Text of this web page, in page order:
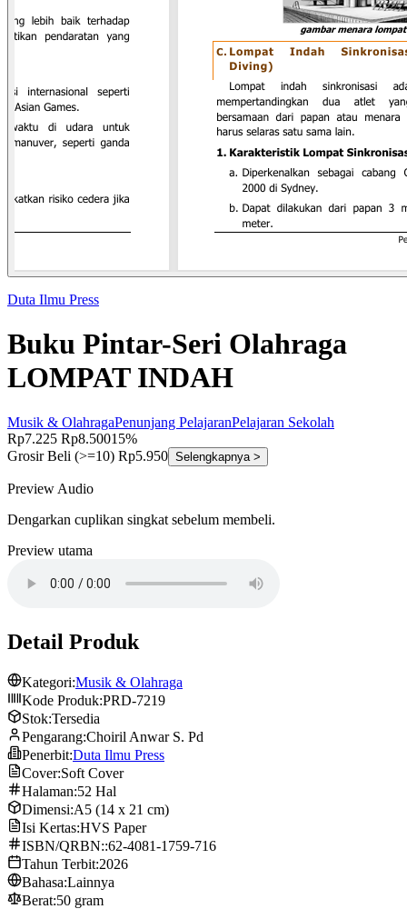
Duta Ilmu Press
Buku Pintar-Seri Olahraga
LOMPAT INDAH
Musik & OlahragaPenunjang PelajaranPelajaran Sekolah
Rp7.225 Rp8.50015%
GrosirBeli (>=10) Rp5.950 Selengkapnya >
Preview Audio
Dengarkan cuplikan singkat sebelum membeli.
Preview utama
Detail Produk
Kategori:Musik & Olahraga
Kode Produk:PRD-7219
Stok:Tersedia
Pengarang:Choiril Anwar S. Pd
Penerbit:Duta Ilmu Press
Cover:Soft Cover
Halaman:52 Hal
Dimensi:A5 (14 x 21 cm)
Isi Kertas:HVS Paper
ISBN/QRBN::62-4081-1759-716
Tahun Terbit:2026
Bahasa:Lainnya
Berat:50 gram